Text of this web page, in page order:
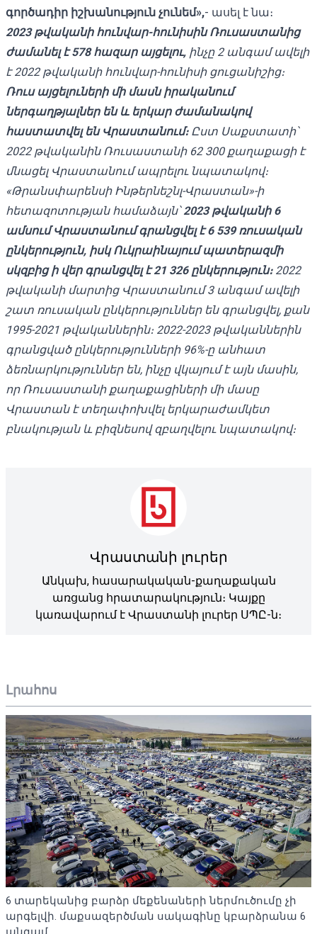
Լրահոս
6 տարեկանից բարձր մեքենաների ներմուծումը չի
արգելվի. մաքսազերծման սակագինը կբարձրանա 6
գործադիր իշխանություն չունեմ»,- ասել է նա։
2023 թվականի հունվար-հունիսին Ռուսաստանից
ժամանել է 578 հազար այցելու, ինչը 2 անգամ ավելի
է 2022 թվականի հունվար-հունիսի ցուցանիշից։
Ռուս այցելուների մի մասն իրականում
ներգաղթյալներ են և երկար ժամանակով
հաստատվել են Վրաստանում։Ըստ Սաքստատի՝
2022 թվականին Ռուսաստանի 62 300 քաղաքացի է
մնացել Վրաստանում ապրելու նպատակով։
«Թրանսփարենսի Ինթերնեշնլ-Վրաստան»-ի
հետազոտության համաձայն՝2023 թվականի 6
ամսում Վրաստանում գրանցվել է 6 539 ռուսական
ընկերություն, իսկ Ուկրաինայում պատերազմի
սկզբից ի վեր գրանցվել է 21 326 ընկերություն։2022
թվականի մարտից Վրաստանում 3 անգամ ավելի
շատ ռուսական ընկերություններ են գրանցվել, քան
1995-2021 թվականներին։ 2022-2023 թվականներին
գրանցված ընկերությունների 96%-ը անհատ
ձեռնարկություններ են, ինչը վկայում է այն մասին,
որ Ռուսաստանի քաղաքացիների մի մասը
Վրաստան է տեղափոխվել երկարաժամկետ
բնակության և բիզնեսով զբաղվելու նպատակով։
Վրաստանի լուրեր
Անկախ, հասարակական-քաղաքական
առցանց հրատարակություն։ Կայքը
կառավարում է Վրաստանի լուրեր ՍՊԸ-ն։